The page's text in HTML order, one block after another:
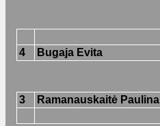
4 Bugaja Evita
3 Ramanauskaitė Paulina